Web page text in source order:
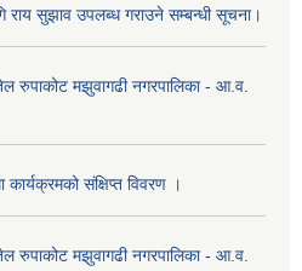
राय सुझाव उपलब्ध गराउने सम्बन्धी सूचना।
रुपाकोट मझुवागढी नगरपालिका - आ.व.
संक्षिप्त विवरण ।
रुपाकोट मझुवागढी नगरपालिका - आ.व.